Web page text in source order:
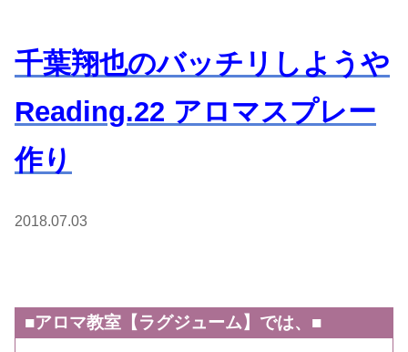
千葉翔也のバッチリしようや
Reading.22 アロマスプレー
作り
2018.07.03
■アロマ教室【ラグジューム】では、■